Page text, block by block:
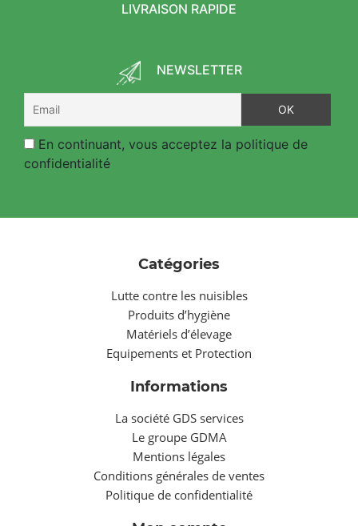
LIVRAISON RAPIDE
NEWSLETTER
En continuant, vous acceptez la politique de
confidentialité
Catégories
Lutte contre les nuisibles
Produits d’hygiène
Matériels d’élevage
Equipements et Protection
Informations
La société GDS services
Le groupe GDMA
Mentions légales
Conditions générales de ventes
Politique de confidentialité